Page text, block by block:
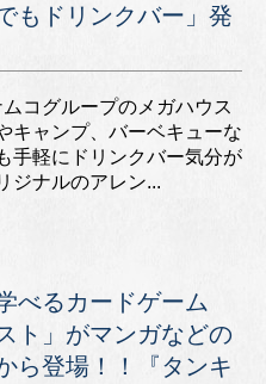
もドリンクバー」発
コグループのメガハウス
キャンプ、バーベキューな
手軽にドリンクバー気分が
ジナルのアレン...
べるカードゲーム
ト」がマンガなどの
ら登場！！『タンキ